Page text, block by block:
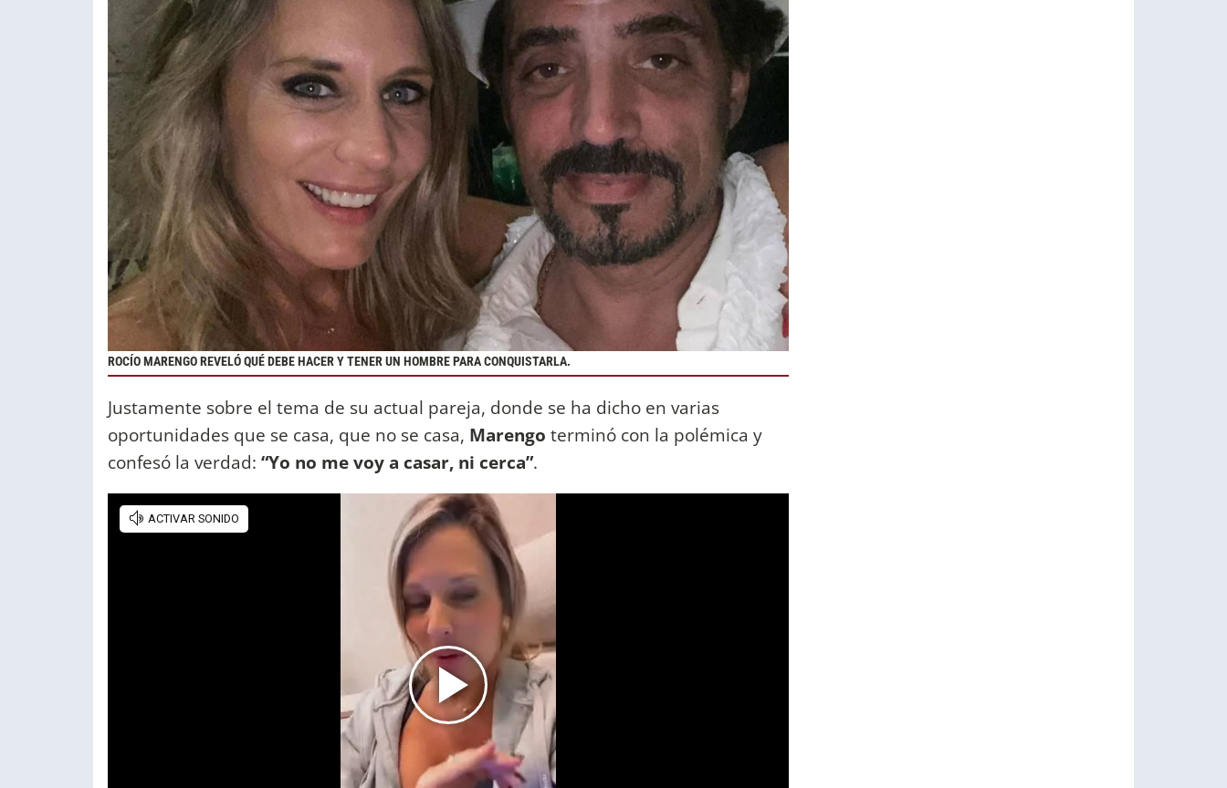
ROCÍO MARENGO REVELÓ QUÉ DEBE HACER Y TENER UN HOMBRE PARA CONQUISTARLA.
Justamente sobre el tema de su actual pareja, donde se ha dicho en varias
oportunidades que se casa, que no se casa, Marengo terminó con la polémica y
confesó la verdad: “Yo no me voy a casar, ni cerca”.